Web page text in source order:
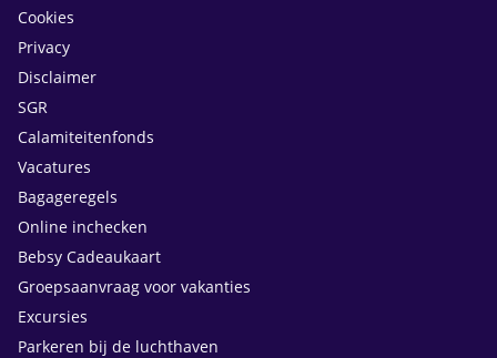
Cookies
Privacy
Disclaimer
SGR
Calamiteitenfonds
Vacatures
Bagageregels
Online inchecken
Bebsy Cadeaukaart
Groepsaanvraag voor vakanties
Excursies
Parkeren bij de luchthaven